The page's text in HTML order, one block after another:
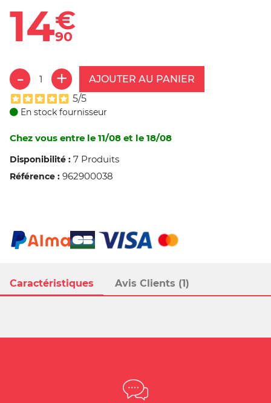
Caractéristiques Avis Clients (1)
14€
90
AJOUTER AU PANIER
5/5
En stock fournisseur
Chez vous entre le 11/08 et le 18/08
Disponibilité : 7 Produits
Référence : 962900038